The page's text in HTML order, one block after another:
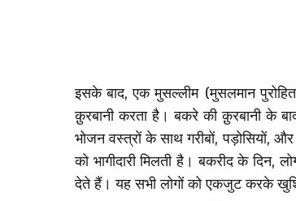
इसके बाद, एक मुसल्लीम (मुसलमान
क़ुरबानी करता है। बकरे की क़ुरबानी के
भोजन वस्त्रों के साथ गरीबों, पड़ोसियों,
को भागीदारी मिलती है। बकरीद के दिन,
देते हैं। यह सभी लोगों को एकजुट करके